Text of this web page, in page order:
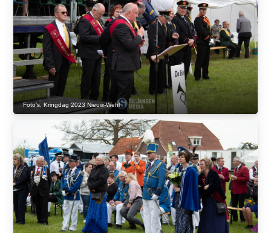
Foto's ,Kringdag 2023 Nieuw-Wehl